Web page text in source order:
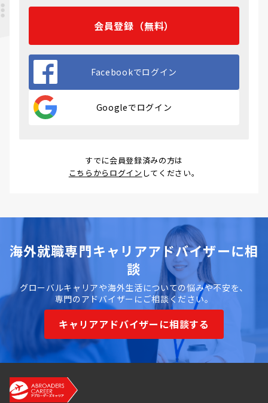
会員登録（無料）
Facebookでログイン
Googleでログイン
すでに会員登録済みの方は
こちらからログイン してください。
海外就職専門キャリアアドバイザーに相
談
グローバルキャリアや海外生活についての悩みや不安を、
専門のアドバイザーにご相談ください。
キャリアアドバイザーに相談する